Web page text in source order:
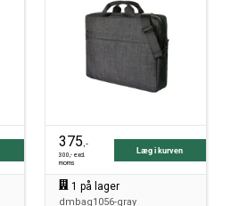
375,-
300,- excl.
moms
Læg i kurven
1 på lager
dmbag1056-gray